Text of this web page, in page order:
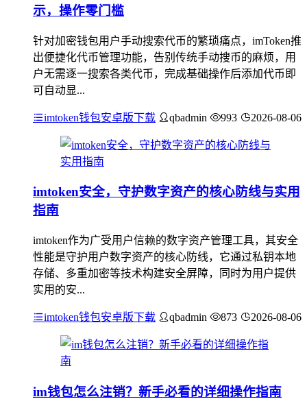
示，操作零门槛
针对加密钱包用户手动搜索代币的繁琐痛点，imToken推
出便捷化代币管理功能，告别传统手动搜币的麻烦，用
户无需逐一搜索各类代币，完成基础操作后添加代币即
可自动显...
imtoken钱包安卓版下载 qbadmin 993 2026-08-06
imtoken安全，守护数字资产的核心防线与实用
指南
imtoken作为广受用户信赖的数字资产管理工具，其安全
性能是守护用户数字资产的核心防线，它通过私钥本地
存储、多重加密等技术构建安全屏障，同时为用户提供
实用的安...
imtoken钱包安卓版下载 qbadmin 873 2026-08-06
im钱包怎么注销？新手必看的详细操作指南